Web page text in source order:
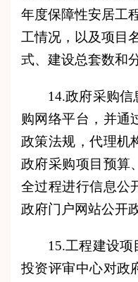
年度保障性安居工
工情况，以及项目
式、建设总套数和
14.政府采购
购网络平台，并通
政策法规，代理机
政府采购项目预算
全过程进行信息公
政府门户网站公开
15.工程建设
投资评审中心对政